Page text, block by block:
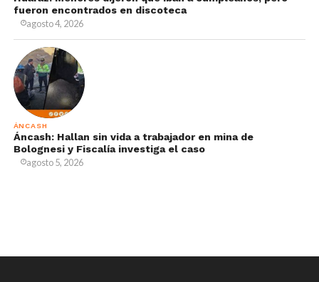
fueron encontrados en discoteca
agosto 4, 2026
ÁNCASH
Áncash: Hallan sin vida a trabajador en mina de
Bolognesi y Fiscalía investiga el caso
agosto 5, 2026